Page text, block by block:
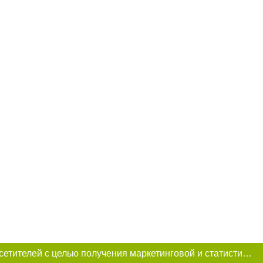
Этот сайт использует «cookies». Также сайт использует интернет-сервис для сбора технических данных касательно посетителей с целью получения маркетинговой и статистической информации. Условия обработки данных посетителей сайта см.